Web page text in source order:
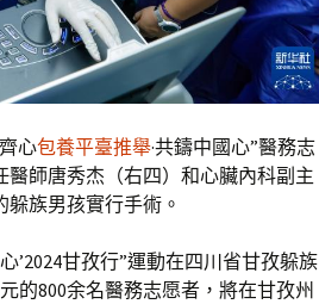
心包養平臺推舉·共鑄中國心”醫務志
師唐秀杰（右四）和心臟內科副主
族男孩實行手術。
’2024甘孜行”運動在四川省甘孜躲族
的800余名醫務志愿者，將在甘孜州